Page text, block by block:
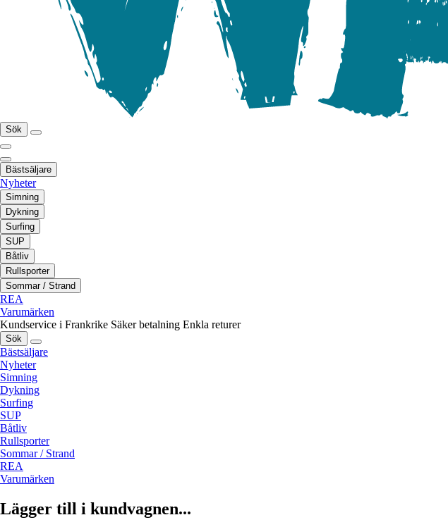
Sök
Bästsäljare
Nyheter
Simning
Dykning
Surfing
SUP
Båtliv
Rullsporter
Sommar / Strand
REA
Varumärken
Kundservice i Frankrike Säker betalning Enkla returer
Sök
Bästsäljare
Nyheter
Simning
Dykning
Surfing
SUP
Båtliv
Rullsporter
Sommar / Strand
REA
Varumärken
Lägger till i kundvagnen...